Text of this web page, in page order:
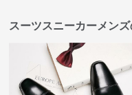
スーツスニーカーメン